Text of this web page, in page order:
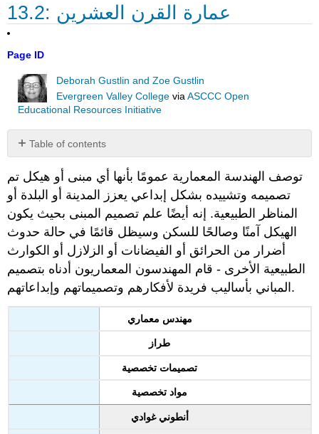
13.2: عمارة القرن العشرين
Page ID
Deborah Gustlin and Zoe Gustlin
Evergreen Valley College viaASCCC Open
Educational Resources Initiative
Table of contents
No
headers
توصف الهندسة المعمارية عمومًا بأنها أي مبنى أو هيكل تم
تصميمه وتشييده بشكل إبداعي يعزز المدينة أو البلدة أو
المناظر الطبيعية. إنه أيضًا علم تصميم المبنى بحيث يكون
الهيكل آمنًا وصالحًا للسكن وسيظل قائمًا في حالة حدوث
أضرار من الحرائق أو الفيضانات أو الزلازل أو الكوارث
الطبيعية الأخرى - قام المهندسون المعماريون أدناه بتصميم
المباني بأساليب فريدة لأفكارهم وتصميماتهم وإبداعاتهم.
مهندس معماري
طراز
تصميمات تخصصية
مواد تخصصية
أنطوني غوادي